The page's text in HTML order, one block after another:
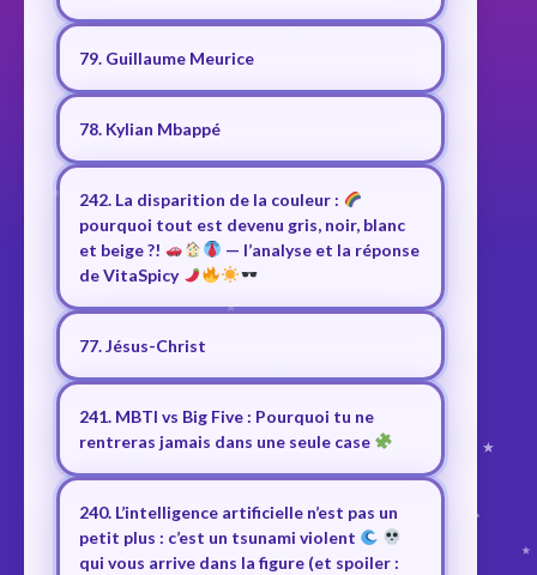
79. Guillaume Meurice
78. Kylian Mbappé
242. La disparition de la couleur :
pourquoi tout est devenu gris, noir, blanc
et beige ?!
— l’analyse et la réponse
de VitaSpicy
77. Jésus-Christ
241. MBTI vs Big Five : Pourquoi tu ne
rentreras jamais dans une seule case
240. L’intelligence artificielle n’est pas un
petit plus : c’est un tsunami violent
qui vous arrive dans la figure (et spoiler :